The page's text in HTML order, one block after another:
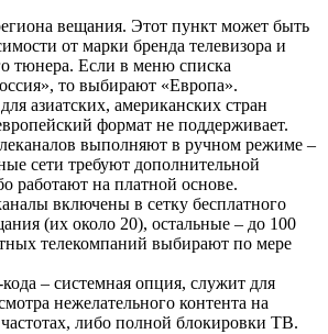
вещания. Этот пункт может быть
от марки бренда телевизора и
тюнера. Если в меню списка
то выбирают «Европа».
азиатских, американских стран
формат не поддерживает.
выполняют в ручном режиме –
сети требуют дополнительной
работают на платной основе.
включены в сетку бесплатного
(их около 20), остальные – до 100
телекомпаний выбирают по мере
– системная опция, служит для
нежелательного контента на
либо полной блокировки ТВ.